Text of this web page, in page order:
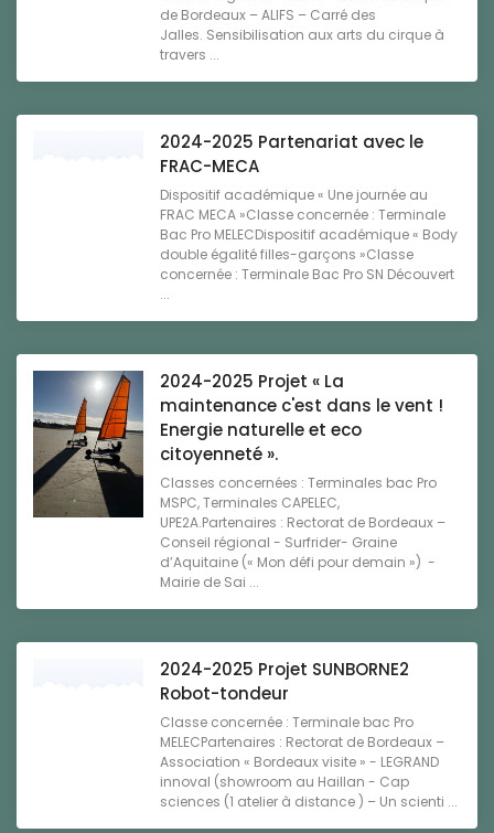
de Bordeaux – ALIFS – Carré des
Jalles. Sensibilisation aux arts du cirque à
travers ...
2024-2025 Partenariat avec le
FRAC-MECA
Dispositif académique « Une journée au
FRAC MECA »Classe concernée : Terminale
Bac Pro MELECDispositif académique « Body
double égalité filles-garçons »Classe
concernée : Terminale Bac Pro SN Découvert
...
2024-2025 Projet « La
maintenance c'est dans le vent !
Energie naturelle et eco
citoyenneté ».
Classes concernées : Terminales bac Pro
MSPC, Terminales CAPELEC,
UPE2A.Partenaires : Rectorat de Bordeaux –
Conseil régional - Surfrider- Graine
d’Aquitaine (« Mon défi pour demain ») -
Mairie de Sai ...
2024-2025 Projet SUNBORNE2
Robot-tondeur
Classe concernée : Terminale bac Pro
MELECPartenaires : Rectorat de Bordeaux –
Association « Bordeaux visite » - LEGRAND
innoval (showroom au Haillan - Cap
sciences (1 atelier à distance ) – Un scienti ...